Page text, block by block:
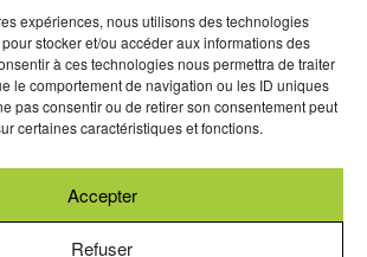
expériences, nous utilisons des technologies
stocker et/ou accéder aux informations des
à ces technologies nous permettra de traiter
le comportement de navigation ou les ID uniques
pas consentir ou de retirer son consentement peut
certaines caractéristiques et fonctions.
Accepter
Refuser
newsletters